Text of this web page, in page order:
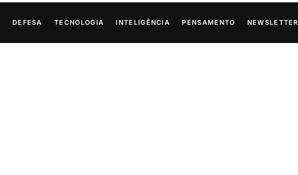
DEFESA TECNOLOGIA INTELIGÊNCIA PENSAMENTO NEWSLETTER